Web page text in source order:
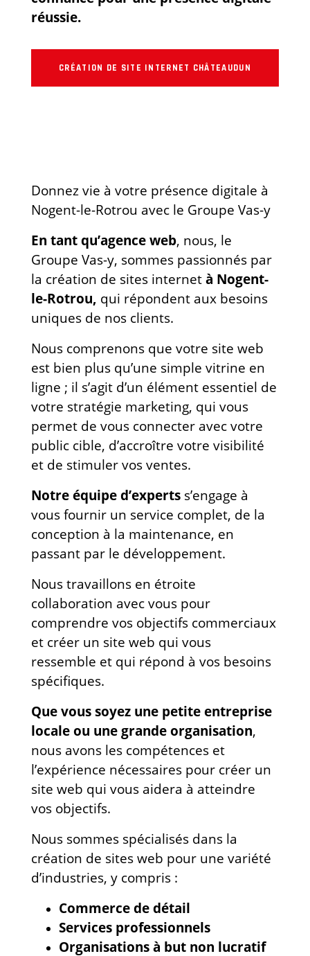
réussie.
CRÉATION DE SITE INTERNET CHÂTEAUDUN
Donnez vie à votre présence digitale à
Nogent-le-Rotrou avec le Groupe Vas-y
En tant qu’agence web, nous, le
Groupe Vas-y, sommes passionnés par
la création de sites internet à Nogent-
le-Rotrou, qui répondent aux besoins
uniques de nos clients.
Nous comprenons que votre site web
est bien plus qu’une simple vitrine en
ligne ; il s’agit d’un élément essentiel de
votre stratégie marketing, qui vous
permet de vous connecter avec votre
public cible, d’accroître votre visibilité
et de stimuler vos ventes.
Notre équipe d’experts s’engage à
vous fournir un service complet, de la
conception à la maintenance, en
passant par le développement.
Nous travaillons en étroite
collaboration avec vous pour
comprendre vos objectifs commerciaux
et créer un site web qui vous
ressemble et qui répond à vos besoins
spécifiques.
Que vous soyez une petite entreprise
locale ou une grande organisation,
nous avons les compétences et
l’expérience nécessaires pour créer un
site web qui vous aidera à atteindre
vos objectifs.
Nous sommes spécialisés dans la
création de sites web pour une variété
d’industries, y compris :
Commerce de détail
Services professionnels
Organisations à but non lucratif